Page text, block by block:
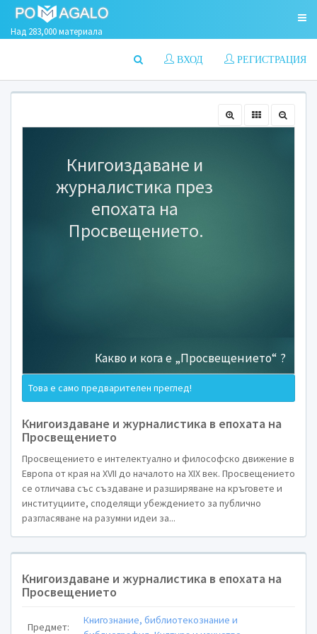
Над 283,000 материала
РЕГИСТРАЦИЯ
ВХОД
Това е само предварителен преглед!
Книгоиздаване и журналистика в епохата на
Просвещението
Просвещението е интелектуално и философско движение в
Европа от края на XVII до началото на XIX век. Просвещението
се отличава със създаване и разширяване на кръговете и
институциите, споделящи убеждението за публично
разгласяване на разумни идеи за...
Книгоиздаване и журналистика в епохата на
Просвещението
Предмет:
Книгознание, библиотекознание и